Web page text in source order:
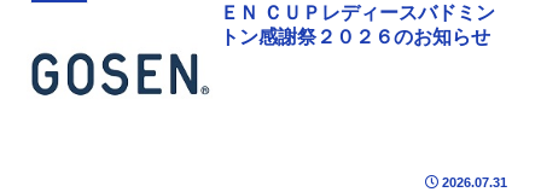
ＥＮ ＣＵＰレディースバドミン
トン感謝祭２０２６のお知らせ
2026.07.31